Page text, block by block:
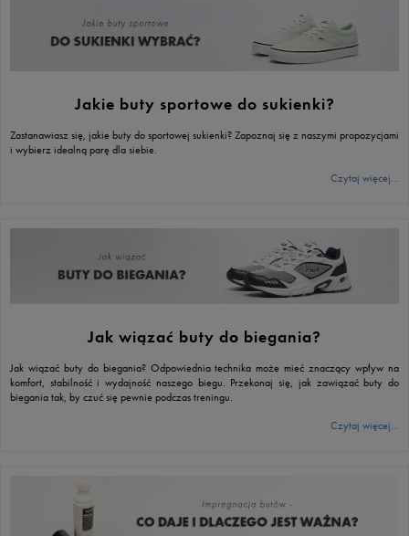
Jakie buty sportowe do sukienki?
Zastanawiasz się, jakie buty do sportowej sukienki? Zapoznaj się z naszymi propozycjami
i wybierz idealną parę dla siebie.
Czytaj więcej...
Jak wiązać buty do biegania?
Jak wiązać buty do biegania? Odpowiednia technika może mieć znaczący wpływ na
komfort, stabilność i wydajność naszego biegu. Przekonaj się, jak zawiązać buty do
biegania tak, by czuć się pewnie podczas treningu.
Czytaj więcej...